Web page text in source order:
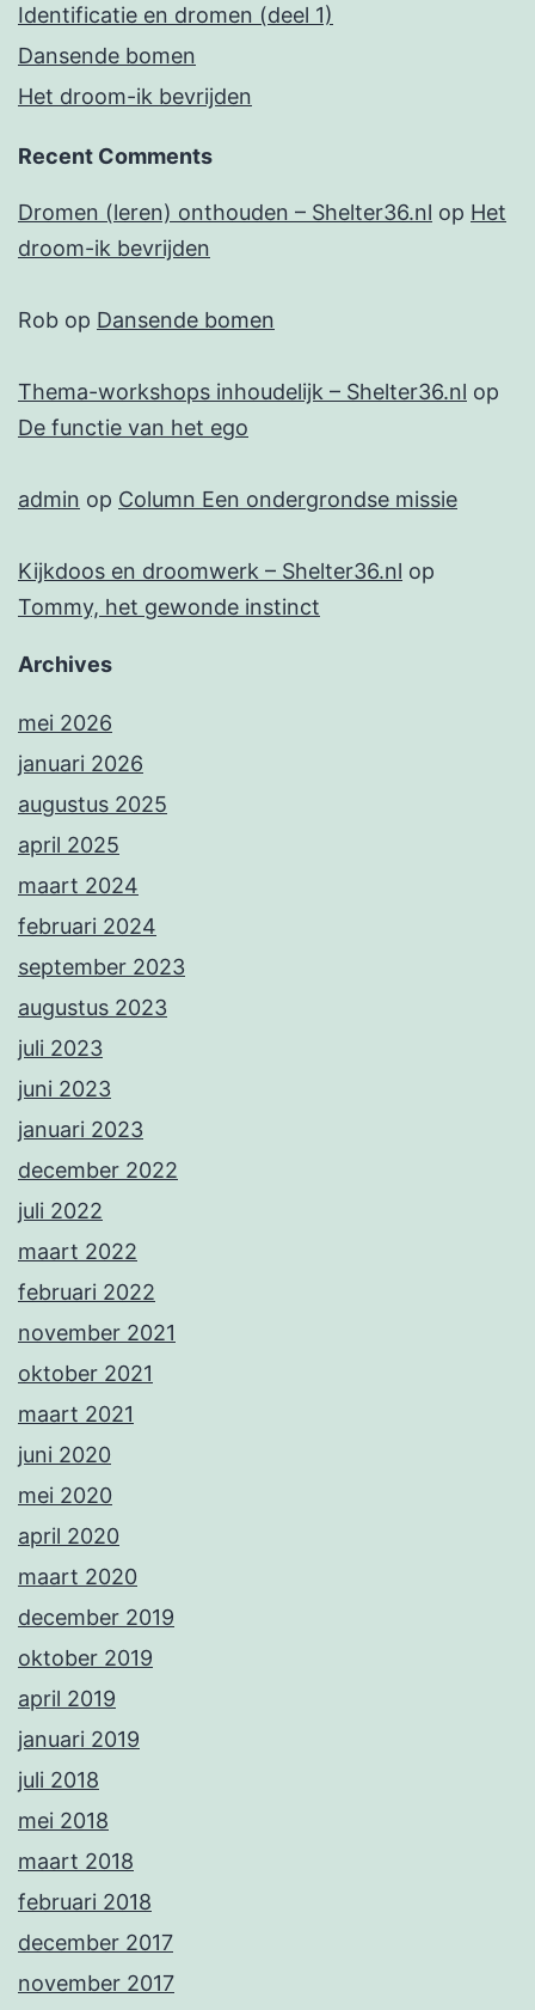
Identificatie en dromen (deel 1)
Dansende bomen
Het droom-ik bevrijden
Recent Comments
Dromen (leren) onthouden – Shelter36.nl op Het
droom-ik bevrijden
Rob op Dansende bomen
Thema-workshops inhoudelijk – Shelter36.nl op
De functie van het ego
admin op Column Een ondergrondse missie
Kijkdoos en droomwerk – Shelter36.nl op
Tommy, het gewonde instinct
Archives
mei 2026
januari 2026
augustus 2025
april 2025
maart 2024
februari 2024
september 2023
augustus 2023
juli 2023
juni 2023
januari 2023
december 2022
juli 2022
maart 2022
februari 2022
november 2021
oktober 2021
maart 2021
juni 2020
mei 2020
april 2020
maart 2020
december 2019
oktober 2019
april 2019
januari 2019
juli 2018
mei 2018
maart 2018
februari 2018
december 2017
november 2017